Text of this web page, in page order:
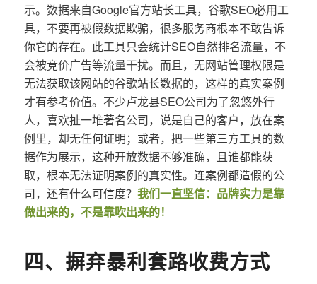
示。数据来自Google官方站长工具，谷歌SEO必用工
具，不要再被假数据欺骗，很多服务商根本不敢告诉
你它的存在。此工具只会统计SEO自然排名流量，不
会被竞价广告等流量干扰。而且，无网站管理权限是
无法获取该网站的谷歌站长数据的，这样的真实案例
才有参考价值。不少卢龙县SEO公司为了忽悠外行
人，喜欢扯一堆著名公司，说是自己的客户，放在案
例里，却无任何证明；或者，把一些第三方工具的数
据作为展示，这种开放数据不够准确，且谁都能获
取，根本无法证明案例的真实性。连案例都造假的公
司，还有什么可信度？ 我们一直坚信：品牌实力是靠
做出来的，不是靠吹出来的！
四、摒弃暴利套路收费方式